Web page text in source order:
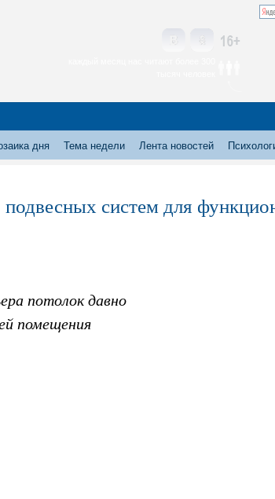
дня Тема недели Лента новостей
систем для
потолок давно
помещения